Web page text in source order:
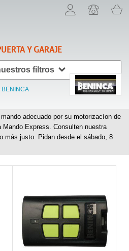
Y GARAJE
filtros
adecuado por su motorizacíon de
Express. Consulten nuestra
más justo. Pidan desde el sábado, 8